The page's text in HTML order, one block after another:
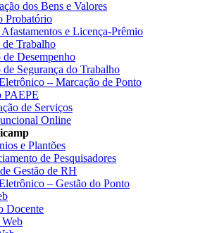
dos Bens e Valores
Probatório
Afastamentos e Licença-Prêmio
Trabalho
de Desempenho
de Segurança do Trabalho
– Marcação de Ponto
PAEPE
de Serviços
Online
e Plantões
de Pesquisadores
Gestão de RH
– Gestão do Ponto
Docente